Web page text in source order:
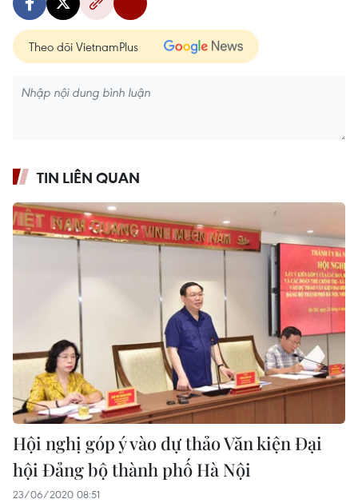
Theo dõi VietnamPlus
TIN LIÊN QUAN
Hội nghị góp ý vào dự thảo Văn kiện Đại
hội Đảng bộ thành phố Hà Nội
23/06/2020 08:51